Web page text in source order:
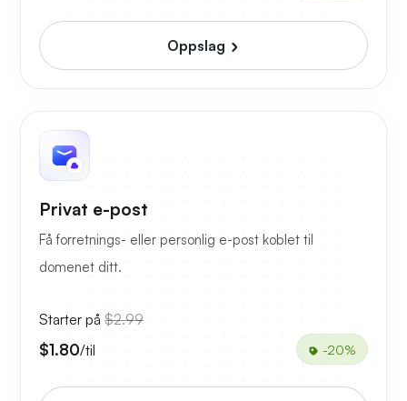
Oppslag
Privat e-post
Få forretnings- eller personlig e-post koblet til
domenet ditt.
Starter på $2.99
$1.80/til -20%